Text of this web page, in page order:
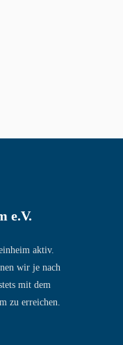
e.V.
aktiv.
wir je nach
mit dem
zu erreichen.